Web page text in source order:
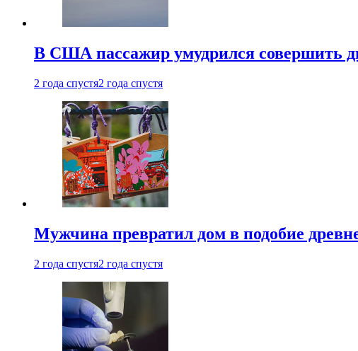
В США пассажир умудрился совершить
2 года спустя2 года спустя
Мужчина превратил дом в подобие
2 года спустя2 года спустя